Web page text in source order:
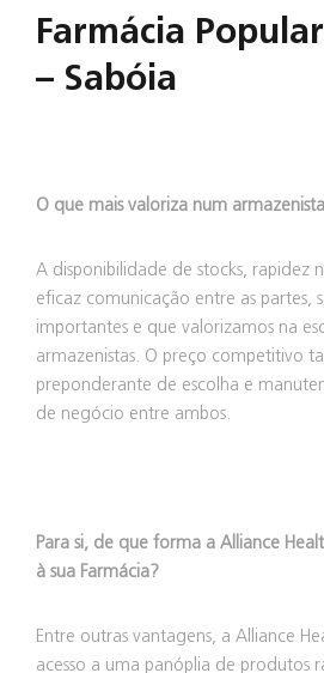
Farmácia
– Sabóia
O que mais valoriza num
A disponibilidade de stocks, rapidez
eficaz comunicação entre as partes,
importantes e que valorizamos na
armazenistas. O preço competitivo
preponderante de escolha e
de negócio entre ambos.
Para si, de que forma a Alliance
à sua Farmácia?
Entre outras vantagens, a Alliance
acesso a uma panóplia de produtos